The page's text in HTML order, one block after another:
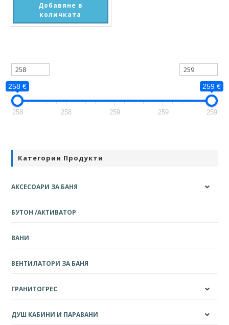
Добавяне в
количката
258 € 259 €
258 258 259 259 259
Категории Продукти
АКСЕСОАРИ ЗА БАНЯ
БУТОН /АКТИВАТОР
ВАНИ
ВЕНТИЛАТОРИ ЗА БАНЯ
ГРАНИТОГРЕС
ДУШ КАБИНИ И ПАРАВАНИ